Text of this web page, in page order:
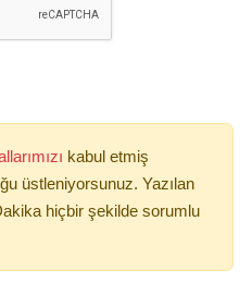
kabul etmiş
üstleniyorsunuz. Yazılan
hiçbir şekilde sorumlu